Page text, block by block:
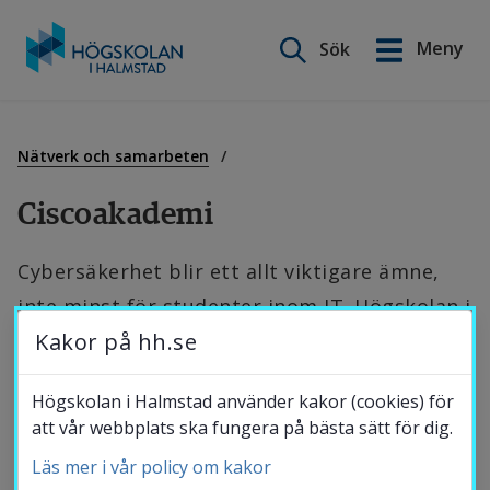
innehåll
Sök
Meny
Nätverk och samarbeten
Ciscoakademi
Cybersäkerhet blir ett allt viktigare ämne,
inte minst för studenter inom IT. Högskolan i
Halmstad bedriver både utbildning och
forskning inom området och har fått
förtroendet att hålla i cybersäkerhetskurser
för andra lärosäten.
English
Utbildning
Forskning
Samverkan
Om Högskolan
Kakor på hh.se
Högskolan i Halmstad använder kakor (cookies) för
att vår webbplats ska fungera på bästa sätt för dig.
Läs mer i vår policy om kakor